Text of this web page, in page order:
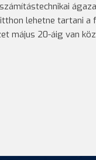
lehetne tartani
május 20-áig van